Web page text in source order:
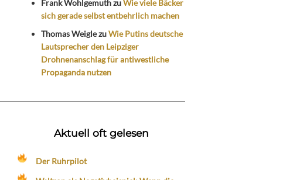
Frank WohlgemuthzuWie viele Bäcker
sich gerade selbst entbehrlich machen
Thomas WeiglezuWie Putins deutsche
Lautsprecher den Leipziger
Drohnenanschlag für antiwestliche
Propaganda nutzen
Aktuell oft gelesen
Der Ruhrpilot